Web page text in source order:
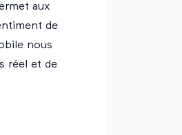
aux
de
nous
réel et de